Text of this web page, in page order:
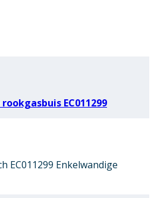
EC011299
EC011299 Enkelwandige